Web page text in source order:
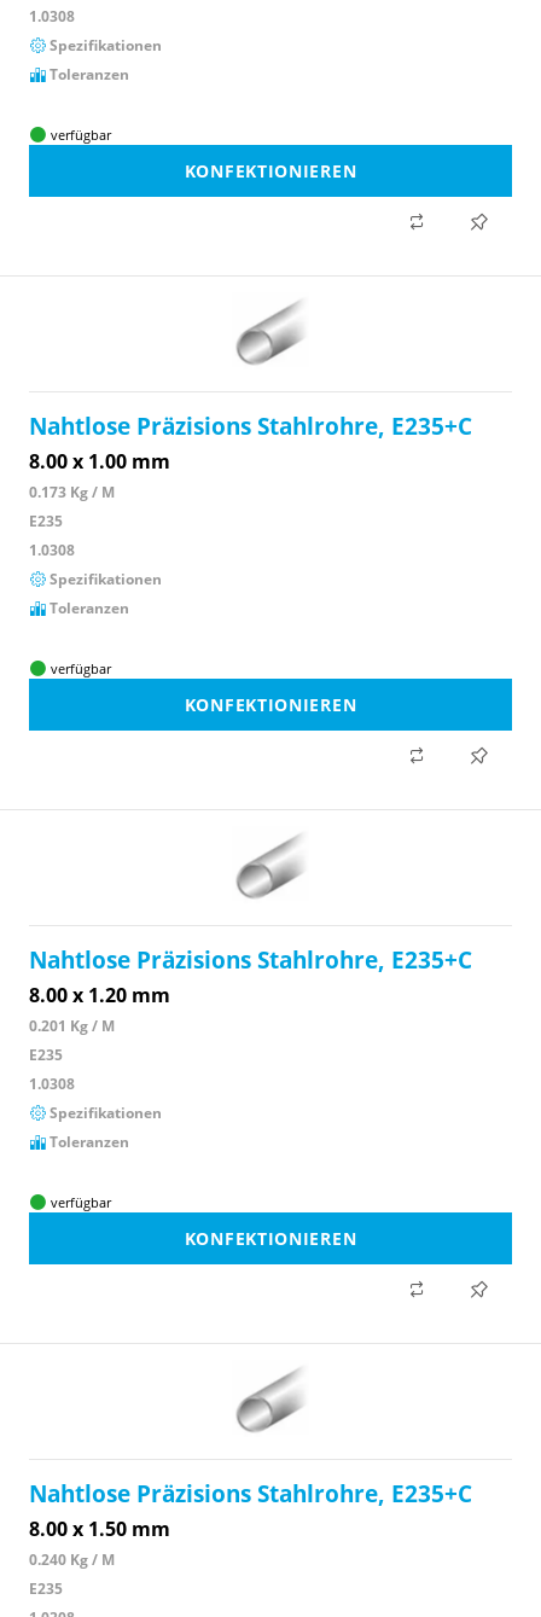
1.0308
Spezifikationen
Toleranzen
verfügbar
KONFEKTIONIEREN
Nahtlose Präzisions Stahlrohre, E235+C
8.00 x 1.00 mm
0.173 Kg / M
E235
1.0308
Spezifikationen
Toleranzen
verfügbar
KONFEKTIONIEREN
Nahtlose Präzisions Stahlrohre, E235+C
8.00 x 1.20 mm
0.201 Kg / M
E235
1.0308
Spezifikationen
Toleranzen
verfügbar
KONFEKTIONIEREN
Nahtlose Präzisions Stahlrohre, E235+C
8.00 x 1.50 mm
0.240 Kg / M
E235